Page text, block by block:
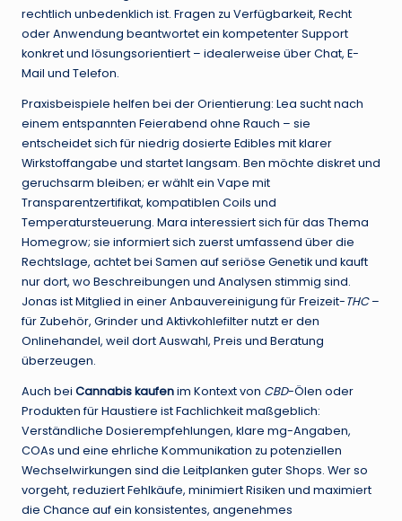
rechtlich unbedenklich ist. Fragen zu Verfügbarkeit, Recht
oder Anwendung beantwortet ein kompetenter Support
konkret und lösungsorientiert – idealerweise über Chat, E-
Mail und Telefon.
Praxisbeispiele helfen bei der Orientierung: Lea sucht nach
einem entspannten Feierabend ohne Rauch – sie
entscheidet sich für niedrig dosierte Edibles mit klarer
Wirkstoffangabe und startet langsam. Ben möchte diskret und
geruchsarm bleiben; er wählt ein Vape mit
Transparentzertifikat, kompatiblen Coils und
Temperatursteuerung. Mara interessiert sich für das Thema
Homegrow; sie informiert sich zuerst umfassend über die
Rechtslage, achtet bei Samen auf seriöse Genetik und kauft
nur dort, wo Beschreibungen und Analysen stimmig sind.
Jonas ist Mitglied in einer Anbauvereinigung für Freizeit-THC–
für Zubehör, Grinder und Aktivkohlefilter nutzt er den
Onlinehandel, weil dort Auswahl, Preis und Beratung
überzeugen.
Auch bei Cannabis kaufenim Kontext von CBD-Ölen oder
Produkten für Haustiere ist Fachlichkeit maßgeblich:
Verständliche Dosierempfehlungen, klare mg-Angaben,
COAs und eine ehrliche Kommunikation zu potenziellen
Wechselwirkungen sind die Leitplanken guter Shops. Wer so
vorgeht, reduziert Fehlkäufe, minimiert Risiken und maximiert
die Chance auf ein konsistentes, angenehmes